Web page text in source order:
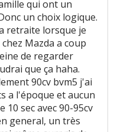
pas
qui ont un
un choix logique.
retraite lorsque je
Mazda a coup
de regarder
que ça haha.
90cv bvm5 j'ai
a l'époque et aucun
10 sec avec 90-95cv
general, un très